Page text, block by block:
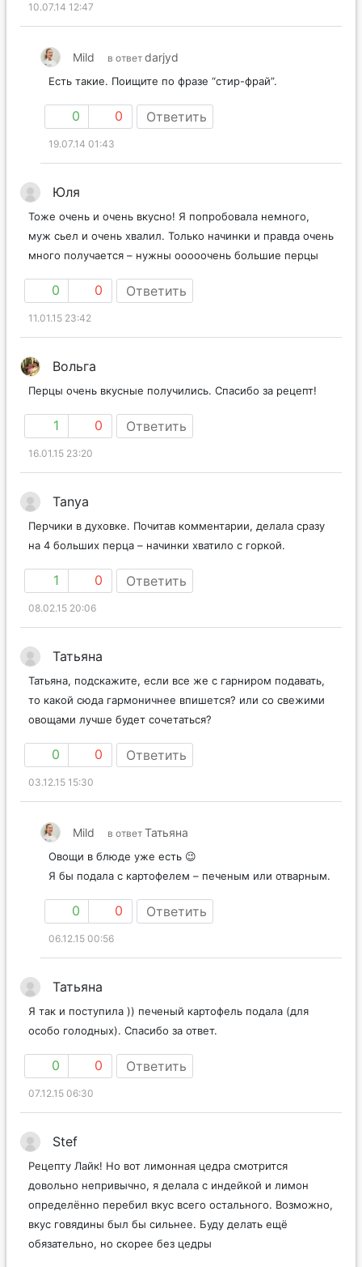
10.07.14 12:47
Mild в ответ darjyd
Есть такие. Поищите по фразе “стир-фрай”.
0 0 Ответить
19.07.14 01:43
Юля
Тоже очень и очень вкусно! Я попробовала немного,
муж сьел и очень хвалил. Только начинки и правда очень
много получается – нужны ооооочень большие перцы
0 0 Ответить
11.01.15 23:42
Вольга
Перцы очень вкусные получились. Спасибо за рецепт!
1 0 Ответить
16.01.15 23:20
Tanya
Перчики в духовке. Почитав комментарии, делала сразу
на 4 больших перца – начинки хватило с горкой.
1 0 Ответить
08.02.15 20:06
Татьяна
Татьяна, подскажите, если все же с гарниром подавать,
то какой сюда гармоничнее впишется? или со свежими
овощами лучше будет сочетаться?
0 0 Ответить
03.12.15 15:30
Mild в ответ Татьяна
Овощи в блюде уже есть 😉
Я бы подала с картофелем – печеным или отварным.
0 0 Ответить
06.12.15 00:56
Татьяна
Я так и поступила )) печеный картофель подала (для
особо голодных). Спасибо за ответ.
0 0 Ответить
07.12.15 06:30
Stef
Рецепту Лайк! Но вот лимонная цедра смотрится
довольно непривычно, я делала с индейкой и лимон
определённо перебил вкус всего остального. Возможно,
вкус говядины был бы сильнее. Буду делать ещё
обязательно, но скорее без цедры